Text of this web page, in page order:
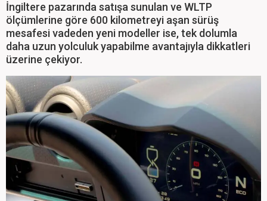
İngiltere pazarında satışa sunulan ve WLTP
ölçümlerine göre 600 kilometreyi aşan sürüş
mesafesi vadeden yeni modeller ise, tek dolumla
daha uzun yolculuk yapabilme avantajıyla dikkatleri
üzerine çekiyor.